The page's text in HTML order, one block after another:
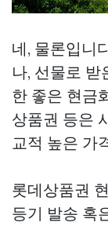
네, 물론입니
나, 선물로
한 좋은 현금
상품권 등은
교적 높은 가
롯데상품권
등기 발송 혹